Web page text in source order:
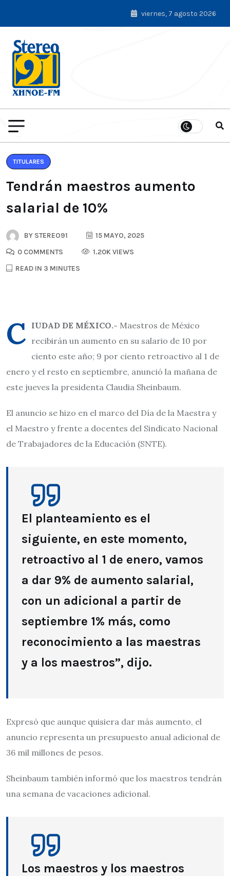
viernes, 7 agosto 2026
TITULARES
Tendrán maestros aumento
salarial de 10%
BY STEREO91
15 MAYO, 2025
0 COMMENTS
1.20K VIEWS
READ IN 3 MINUTES
C IUDAD DE MÉXICO.- Maestros de México
recibirán un aumento en su salario de 10 por
ciento este año; 9 por ciento retroactivo al 1 de
enero y el resto en septiembre, anunció la mañana de
este jueves la presidenta Claudia Sheinbaum.
El anuncio se hizo en el marco del Día de la Maestra y
el Maestro y frente a docentes del Sindicato Nacional
de Trabajadores de la Educación (SNTE).
El planteamiento es el
siguiente, en este momento,
retroactivo al 1 de enero, vamos
a dar 9% de aumento salarial,
con un adicional a partir de
septiembre 1% más, como
reconocimiento a las maestras
y a los maestros”, dijo.
Expresó que aunque quisiera dar más aumento, el
anuncio representa un presupuesto anual adicional de
36 mil millones de pesos.
Sheinbaum también informó que los maestros tendrán
una semana de vacaciones adicional.
Los maestros y los maestros